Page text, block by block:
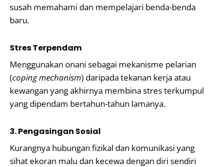
susah memahami dan mempelajari benda-benda
baru.
Stres Terpendam
Menggunakan onani sebagai mekanisme pelarian
(coping mechanism) daripada tekanan kerja atau
kewangan yang akhirnya membina stres terkumpul
yang dipendam bertahun-tahun lamanya.
3. Pengasingan Sosial
Kurangnya hubungan fizikal dan komunikasi yang
sihat ekoran malu dan kecewa dengan diri sendiri